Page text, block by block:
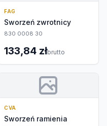
FAG
Sworzeń zwrotnicy
830 0008 30
133,84 złbrutto
CVA
Sworzeń ramienia